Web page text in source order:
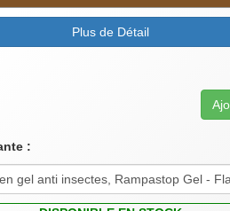
Plus de Détail
: